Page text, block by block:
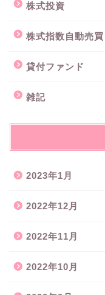
株式投資
株式指数自動売買
貸付ファンド
雑記
2023年1月
2022年12月
2022年11月
2022年10月